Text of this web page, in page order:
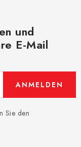
und
E-Mail
Sie den
ANMELDEN